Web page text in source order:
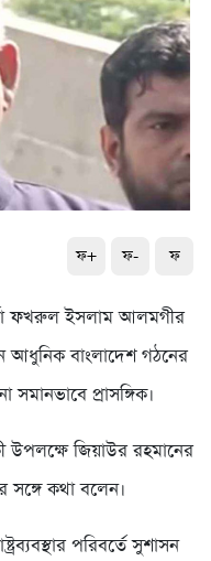
ফ+ ফ- ফ
ফখরুল ইসলাম আলমগীর
আধুনিক বাংলাদেশ গঠনের
সমানভাবে প্রাসঙ্গিক।
উপলক্ষে জিয়াউর রহমানের
সঙ্গে কথা বলেন।
পরিবর্তে সুশাসন